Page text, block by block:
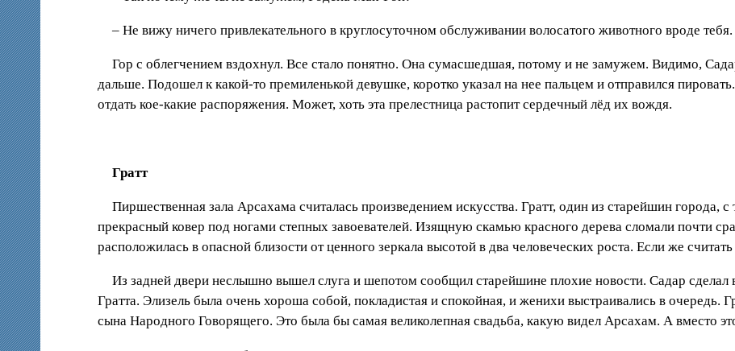
– Не вижу ничего привлекательного в круглосуточном обслуживании волосатого животного вроде тебя.
Гор с облегчением вздохнул. Все стало понятно. Она сумасшедшая, потому и не замужем. Видимо,
дальше. Подошел к какой-то премиленькой девушке, коротко указал на нее пальцем и отправился
отдать кое-какие распоряжения. Может, хоть эта прелестница растопит сердечный лёд их вождя.
Гратт
Пиршественная зала Арсахама считалась произведением искусства. Гратт, один из старейшин города, с
прекрасный ковер под ногами степных завоевателей. Изящную скамью красного дерева сломали почти
расположилась в опасной близости от ценного зеркала высотой в два человеческих роста. Если же
Из задней двери неслышно вышел слуга и шепотом сообщил старейшине плохие новости. Садар сделал
Гратта. Элизель была очень хороша собой, покладистая и спокойная, и женихи выстраивались в очередь.
сына Народного Говорящего. Это была бы самая великолепная свадьба, какую видел Арсахам. А вместо